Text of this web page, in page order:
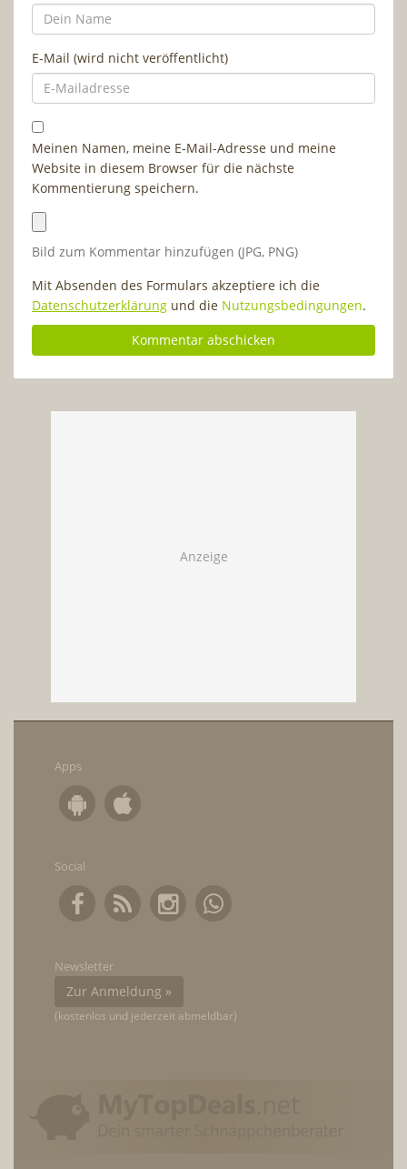
E-Mail (wird nicht veröffentlicht)
Meinen Namen, meine E-Mail-Adresse und meine
Website in diesem Browser für die nächste
Kommentierung speichern.
Bild zum Kommentar hinzufügen (JPG, PNG)
Mit Absenden des Formulars akzeptiere ich die
Datenschutzerklärung und die Nutzungsbedingungen.
Apps
Social
Newsletter
Zur Anmeldung »
(kostenlos und jederzeit abmeldbar)